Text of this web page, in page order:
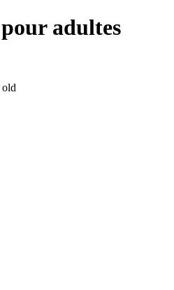
adultes
old